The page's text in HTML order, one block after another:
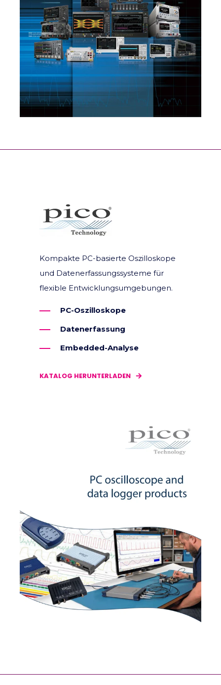
Kompakte PC-basierte Oszilloskope
und Datenerfassungssysteme für
flexible Entwicklungsumgebungen.
PC-Oszilloskope
Datenerfassung
Embedded-Analyse
KATALOG HERUNTERLADEN